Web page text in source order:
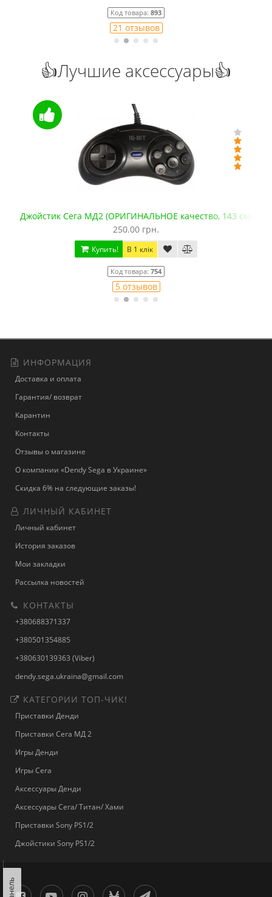
Код товара:1436
9 отзывов
👍Лучшие аксессуары👍
Видеокабель AV для Сега
125.00 грн.
Купить! В 1 клік
Код товара:775
13 отзывов
ИНФОРМАЦИЯ
Доставка и оплата
Гарантия/ возврат
Карантин
Контакты
Отзывы о магазине
О компании «Dendy Sega в Украине»
Скидка 6% на следующие заказы!
ЛИЧНЫЙ КАБИНЕТ
Личный кабинет
История заказов
Мои закладки
Рассылка новостей
КОНТАКТЫ
+380688371337
+380501354885
+380630139363 (Viber)
dendy.sega.ukraina@gmail.com
КАТЕГОРИИ ТОП-ЧИК!
Приставки Денди
Приставки Сега МД 2
Игры Денди
Игры Сега
Аксессуары Денди
Аксессуары Сега/ Титан/ Хами
Приставки Sony PS1/2
Джойстики Sony PS1/2